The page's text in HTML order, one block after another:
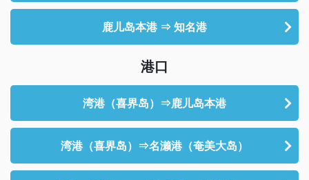
鹿儿岛本港 ⇒ 知名港
港口
湾港（喜界岛）⇒鹿儿岛本港
湾港（喜界岛）⇒名濑港（奄美大岛）